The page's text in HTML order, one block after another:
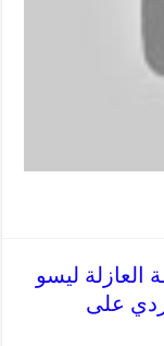
العازلة ليسو
ردي على